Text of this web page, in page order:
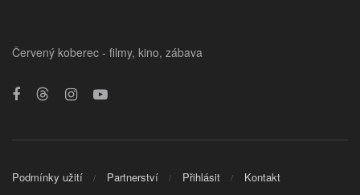
Červený koberec - filmy, kino, zábava
Podmínky užití Partnerství Přihlásit Kontakt